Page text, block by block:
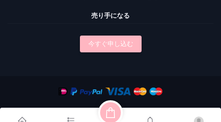
売り手になる
今すぐ申し込む